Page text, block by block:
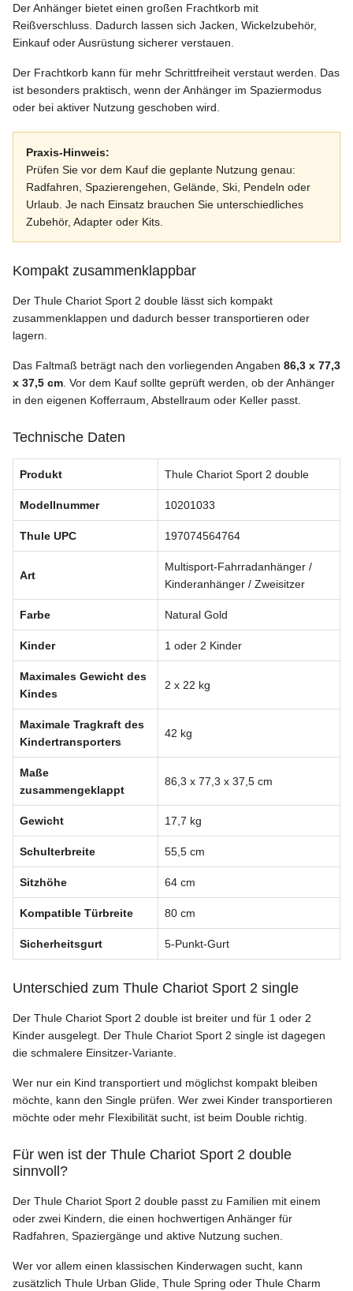
Der Anhänger bietet einen großen Frachtkorb mit
Reißverschluss. Dadurch lassen sich Jacken, Wickelzubehör,
Einkauf oder Ausrüstung sicherer verstauen.
Der Frachtkorb kann für mehr Schrittfreiheit verstaut werden. Das
ist besonders praktisch, wenn der Anhänger im Spaziermodus
oder bei aktiver Nutzung geschoben wird.
Praxis-Hinweis:
Prüfen Sie vor dem Kauf die geplante Nutzung genau:
Radfahren, Spazierengehen, Gelände, Ski, Pendeln oder
Urlaub. Je nach Einsatz brauchen Sie unterschiedliches
Zubehör, Adapter oder Kits.
Kompakt zusammenklappbar
Der Thule Chariot Sport 2 double lässt sich kompakt
zusammenklappen und dadurch besser transportieren oder
lagern.
Das Faltmaß beträgt nach den vorliegenden Angaben 86,3 x 77,3
x 37,5 cm . Vor dem Kauf sollte geprüft werden, ob der Anhänger
in den eigenen Kofferraum, Abstellraum oder Keller passt.
Technische Daten
Produkt Thule Chariot Sport 2 double
Modellnummer 10201033
Thule UPC 197074564764
Art
Multisport-Fahrradanhänger /
Kinderanhänger / Zweisitzer
Farbe Natural Gold
Kinder 1 oder 2 Kinder
Maximales Gewicht des
Kindes
2 x 22 kg
Maximale Tragkraft des
Kindertransporters
42 kg
Maße
zusammengeklappt
86,3 x 77,3 x 37,5 cm
Gewicht 17,7 kg
Schulterbreite 55,5 cm
Sitzhöhe 64 cm
Kompatible Türbreite 80 cm
Sicherheitsgurt 5-Punkt-Gurt
Unterschied zum Thule Chariot Sport 2 single
Der Thule Chariot Sport 2 double ist breiter und für 1 oder 2
Kinder ausgelegt. Der Thule Chariot Sport 2 single ist dagegen
die schmalere Einsitzer-Variante.
Wer nur ein Kind transportiert und möglichst kompakt bleiben
möchte, kann den Single prüfen. Wer zwei Kinder transportieren
möchte oder mehr Flexibilität sucht, ist beim Double richtig.
Für wen ist der Thule Chariot Sport 2 double
sinnvoll?
Der Thule Chariot Sport 2 double passt zu Familien mit einem
oder zwei Kindern, die einen hochwertigen Anhänger für
Radfahren, Spaziergänge und aktive Nutzung suchen.
Wer vor allem einen klassischen Kinderwagen sucht, kann
zusätzlich Thule Urban Glide, Thule Spring oder Thule Charm